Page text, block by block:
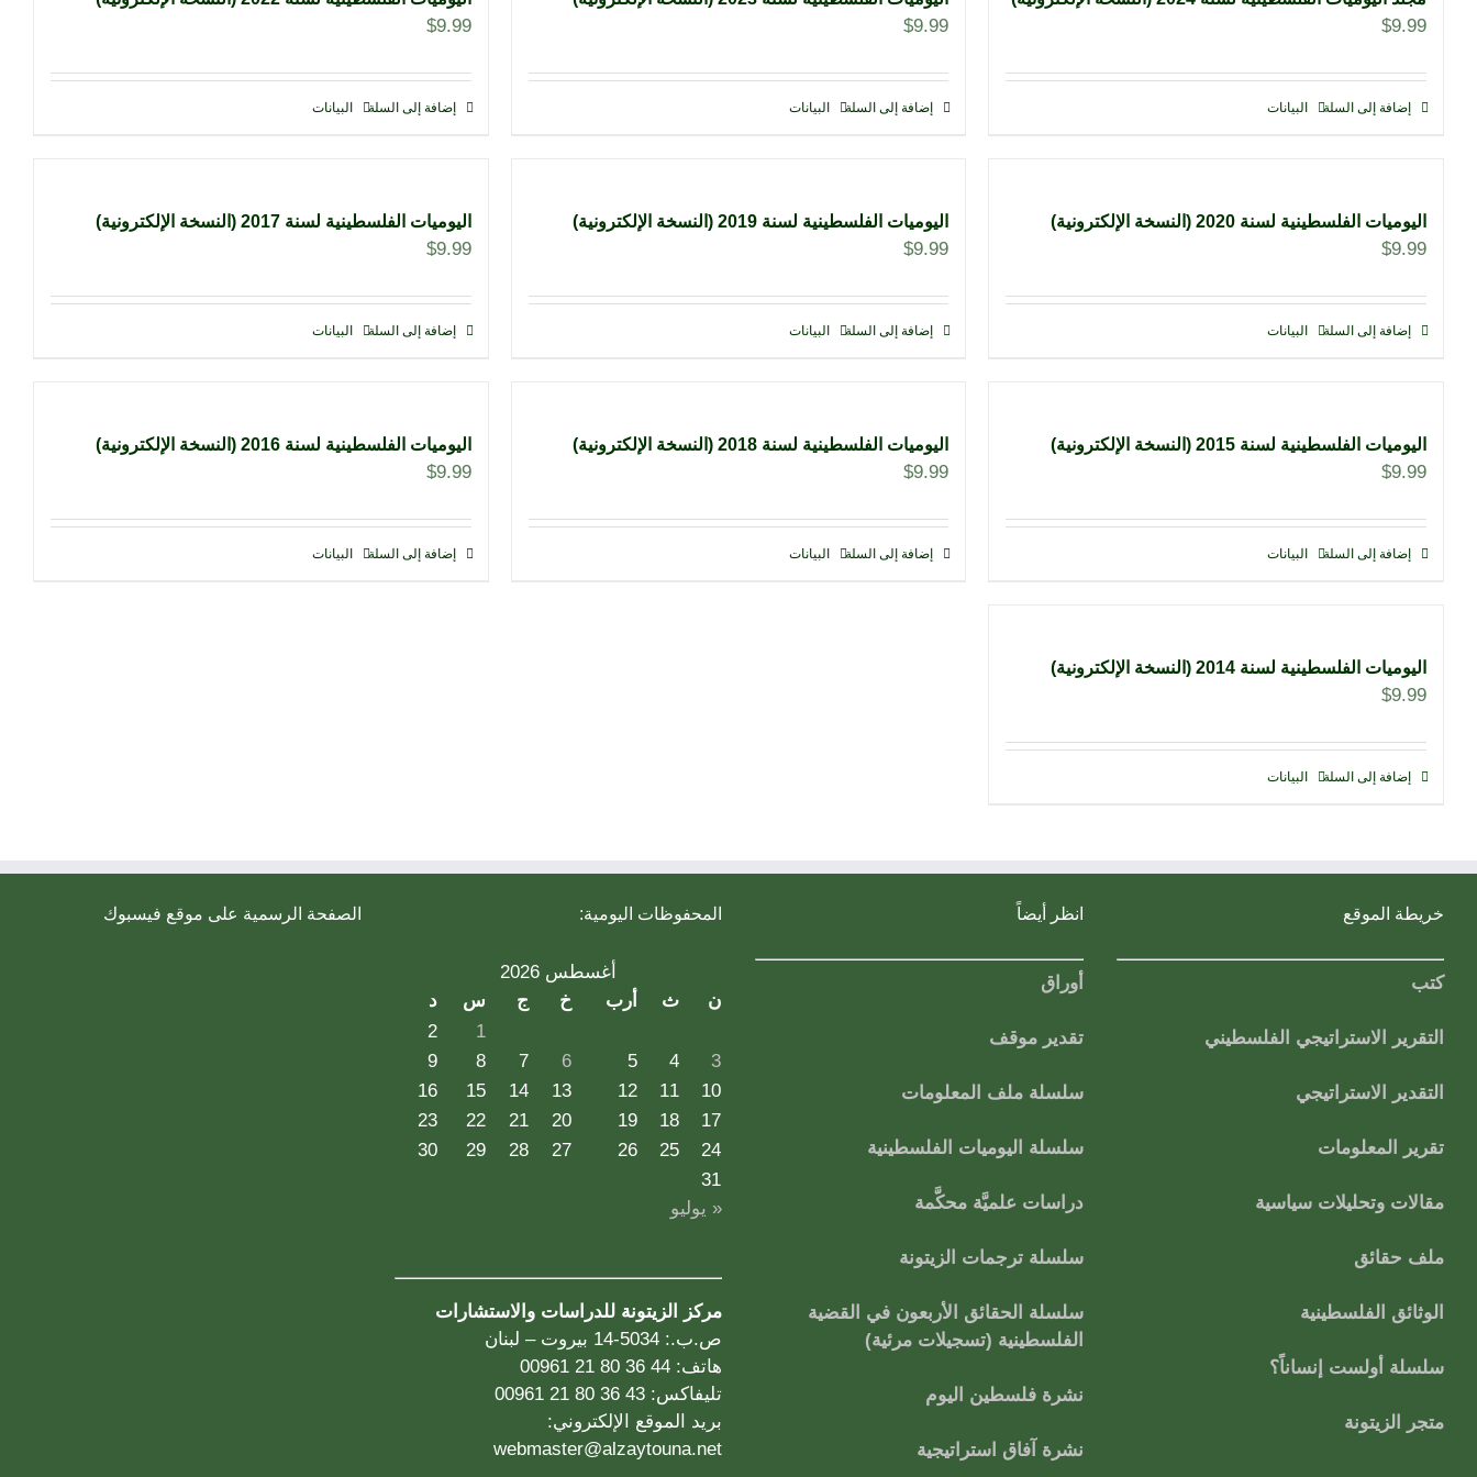
$9.99
إضافة إلى السلة البيانات
$9.99
إضافة إلى السلة البيانات
$9.99
إضافة إلى السلة البيانات
اليوميات الفلسطينية لسنة 2020 (النسخة الإلكترونية)
$9.99
إضافة إلى السلة البيانات
اليوميات الفلسطينية لسنة 2019 (النسخة الإلكترونية)
$9.99
إضافة إلى السلة البيانات
اليوميات الفلسطينية لسنة 2017 (النسخة الإلكترونية)
$9.99
إضافة إلى السلة البيانات
اليوميات الفلسطينية لسنة 2015 (النسخة الإلكترونية)
$9.99
إضافة إلى السلة البيانات
اليوميات الفلسطينية لسنة 2018 (النسخة الإلكترونية)
$9.99
إضافة إلى السلة البيانات
اليوميات الفلسطينية لسنة 2016 (النسخة الإلكترونية)
$9.99
إضافة إلى السلة البيانات
اليوميات الفلسطينية لسنة 2014 (النسخة الإلكترونية)
$9.99
إضافة إلى السلة البيانات
خريطة الموقع
كتب
التقرير الاستراتيجي الفلسطيني
التقدير الاستراتيجي
تقرير المعلومات
مقالات وتحليلات سياسية
ملف حقائق
الوثائق الفلسطينية
سلسلة أولست إنساناً؟
متجر الزيتونة
انظر أيضاً
أوراق
تقدير موقف
سلسلة ملف المعلومات
سلسلة اليوميات الفلسطينية
دراسات علميَّة محكَّمة
سلسلة ترجمات الزيتونة
سلسلة الحقائق الأربعون في القضية
الفلسطينية (تسجيلات مرئية)
نشرة فلسطين اليوم
نشرة آفاق استراتيجية
المحفوظات اليومية:
أغسطس 2026
ن
ث أرب خ ج س
د
1
2
3
4
5
6
7
8
9
10
11
12
13
14
15
16
17
18
19
20
21
22
23
24
25
26
27
28
29
30
31
« يوليو
مركز الزيتونة للدراسات والاستشارات
ص.ب.: 5034-14 بيروت – لبنان
هاتف: 44 36 80 21 00961
تليفاكس: 43 36 80 21 00961
بريد الموقع الإلكتروني:
webmaster@alzaytouna.net
الصفحة الرسمية على موقع فيسبوك